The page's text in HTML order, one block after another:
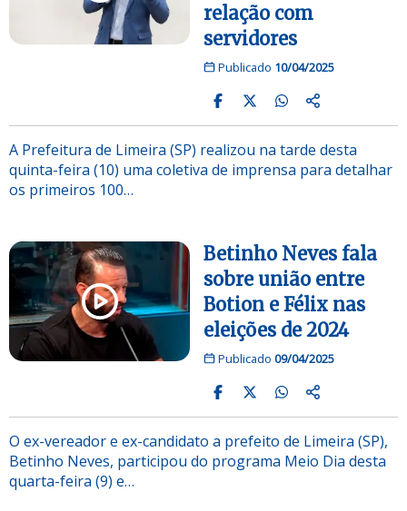
relação com
servidores
Publicado 10/04/2025
A Prefeitura de Limeira (SP) realizou na tarde desta
quinta-feira (10) uma coletiva de imprensa para detalhar
os primeiros 100…
Betinho Neves fala
sobre união entre
Botion e Félix nas
eleições de 2024
Publicado 09/04/2025
O ex-vereador e ex-candidato a prefeito de Limeira (SP),
Betinho Neves, participou do programa Meio Dia desta
quarta-feira (9) e…